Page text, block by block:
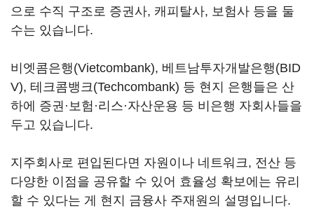
으로 수직 구조로 증권사, 캐피탈사, 보험사 등을 둘
수는 있습니다.
비엣콤은행(Vietcombank), 베트남투자개발은행(BID
V), 테크콤뱅크(Techcombank) 등 현지 은행들은 산
하에 증권·보험·리스·자산운용 등 비은행 자회사들을
두고 있습니다.
지주회사로 편입된다면 자원이나 네트워크, 전산 등
다양한 이점을 공유할 수 있어 효율성 확보에는 유리
할 수 있다는 게 현지 금융사 주재원의 설명입니다.